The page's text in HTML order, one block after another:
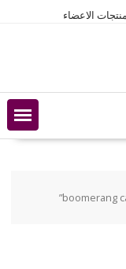
منتجات الاعضاء